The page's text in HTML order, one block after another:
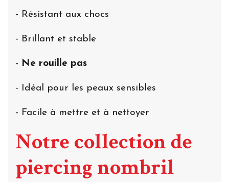
- Résistant aux chocs
- Brillant et stable
- Ne rouille pas
- Idéal pour les peaux sensibles
- Facile à mettre et à nettoyer
Notre collection de
piercing nombril